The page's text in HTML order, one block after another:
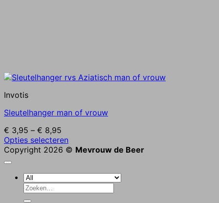
Invotis
Sleutelhanger man of vrouw
€ 3,95 – € 8,95
€ 3,95
tot
Opties selecteren
product
Copyright 2026 © Mevrouw de Beer
Zoeken